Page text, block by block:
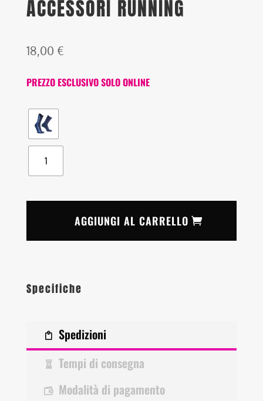
ACCESSORI RUNNING
18,00 €
PREZZO ESCLUSIVO SOLO ONLINE
1
AGGIUNGI AL CARRELLO
Specifiche
Spedizioni
Tempi di consegna
Modalità di pagamento